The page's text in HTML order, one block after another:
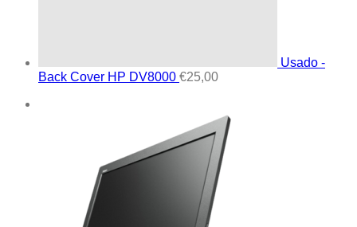
Usado -
Back Cover HP DV8000 €25,00